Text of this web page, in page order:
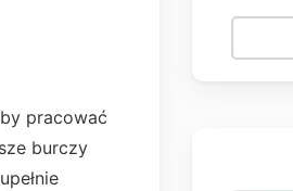
pracować
burczy